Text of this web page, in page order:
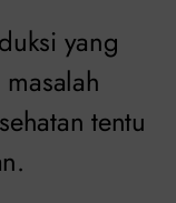
yang
tentu